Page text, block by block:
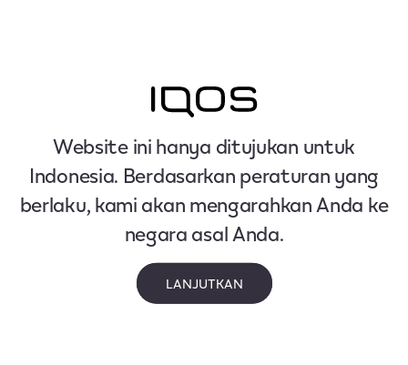
Website ini hanya ditujukan untuk
Indonesia. Berdasarkan peraturan yang
berlaku, kami akan mengarahkan Anda ke
negara asal Anda.
LANJUTKAN